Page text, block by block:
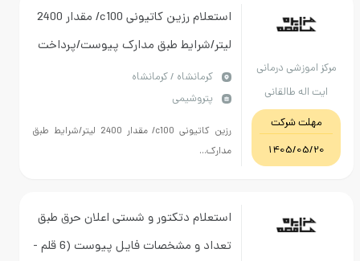
اموزشی درمانی
ایت اله طالقانی
استان کرمانشاه
مهلت شرکت
1405/05/20
استعلام رزین کاتیونی c100/ مقدار 2400
لیتر/شرایط طبق مدارک پیوست/پرداخت
6 ماهه/تمامی هزینه های باربری و تخلیه
در مرکز برعهده فروشنده می باشد
كرمانشاه / کرمانشاه
پتروشیمی
رزین کاتیونی c100/ مقدار 2400 لیتر/شرایط طبق
مدارک...
استعلام دتکتور و شستی اعلان حرق طبق
تعداد و مشخصات فایل پیوست (6 قلم -